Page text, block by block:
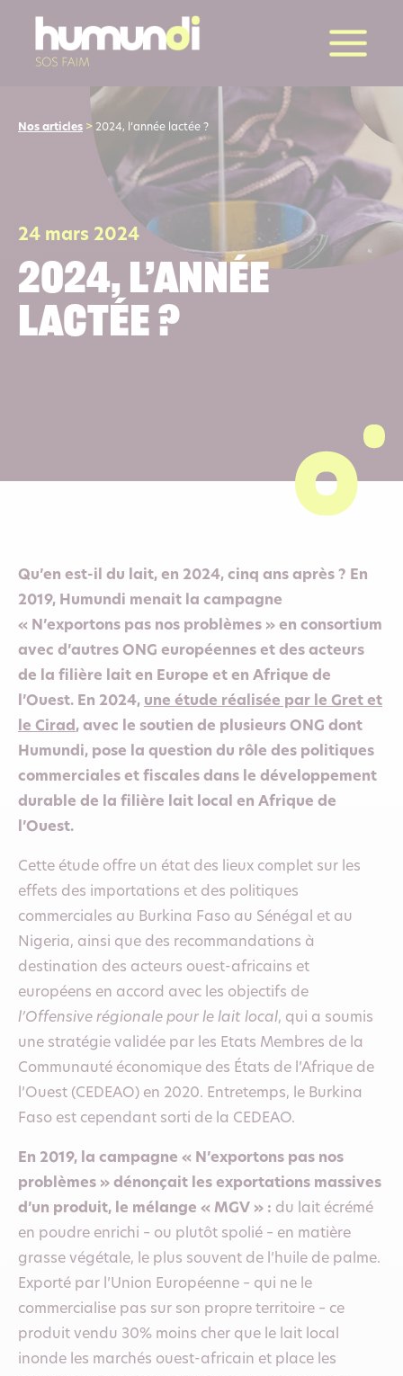
Nos articles > 2024, l’année lactée ?
24 mars 2024
2024, l’année
lactée ?
Qu’en est-il du lait, en 2024, cinq ans après ? En
2019, Humundi menait la campagne
« N’exportons pas nos problèmes » en consortium
avec d’autres ONG européennes et des acteurs
de la filière lait en Europe et en Afrique de
l’Ouest. En 2024, une étude réalisée par le Gret et
le Cirad , avec le soutien de plusieurs ONG dont
Humundi, pose la question du rôle des politiques
commerciales et fiscales dans le développement
durable de la filière lait local en Afrique de
l’Ouest.
Cette étude offre un état des lieux complet sur les
effets des importations et des politiques
commerciales au Burkina Faso au Sénégal et au
Nigeria, ainsi que des recommandations à
destination des acteurs ouest-africains et
européens en accord avec les objectifs de
l’Offensive régionale pour le lait local, qui a soumis
une stratégie validée par les Etats Membres de la
Communauté économique des États de l’Afrique de
l’Ouest (CEDEAO) en 2020. Entretemps, le Burkina
Faso est cependant sorti de la CEDEAO.
En 2019, la campagne « N’exportons pas nos
problèmes » dénonçait les exportations massives
d’un produit, le mélange « MGV » : du lait écrémé
en poudre enrichi – ou plutôt spolié – en matière
grasse végétale, le plus souvent de l’huile de palme.
Exporté par l’Union Européenne – qui ne le
commercialise pas sur son propre territoire – ce
produit vendu 30% moins cher que le lait local
inonde les marchés ouest-africain et place les